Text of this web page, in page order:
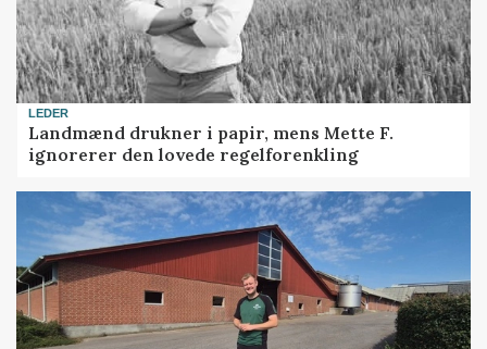
LEDER
Landmænd drukner i papir, mens Mette F.
ignorerer den lovede regelforenkling